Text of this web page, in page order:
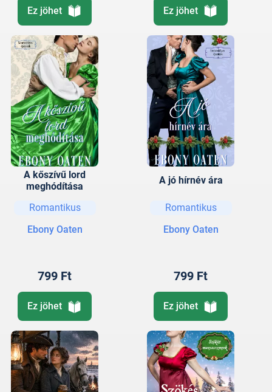
Ez jöhet Ez jöhet
A kőszívű lord
meghódítása
Romantikus
Ebony Oaten
799 Ft
Ez jöhet
A jó hírnév ára
Romantikus
Ebony Oaten
799 Ft
Ez jöhet